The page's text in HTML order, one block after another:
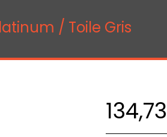
/ Toile Gris
134,73